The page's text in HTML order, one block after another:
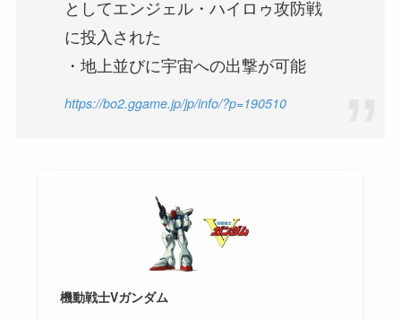
としてエンジェル・ハイロゥ攻防戦
に投入された
・地上並びに宇宙への出撃が可能
https://bo2.ggame.jp/jp/info/?p=190510
機動戦士Vガンダム